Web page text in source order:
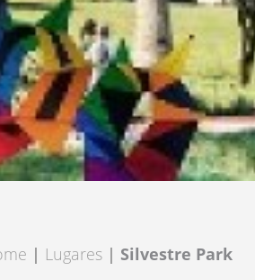
Lugares Silvestre Park